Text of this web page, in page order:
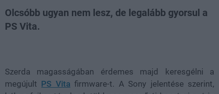
Olcsóbb ugyan nem lesz, de legalább gyorsul a
PS Vita.
Szerda magasságában érdemes majd keresgélni a
megújult PS Vita firmware-t. A Sony jelentése szerint,